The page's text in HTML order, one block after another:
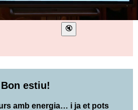
Bon estiu!
amb energia… i ja et pots